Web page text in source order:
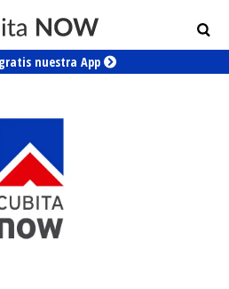
nuestra App